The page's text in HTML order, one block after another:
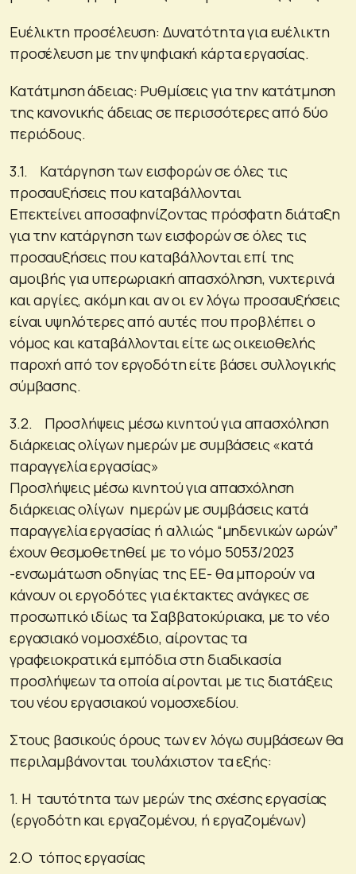
Ευέλικτη προσέλευση: Δυνατότητα για ευέλικτη
προσέλευση με την ψηφιακή κάρτα εργασίας.
Κατάτμηση άδειας: Ρυθμίσεις για την κατάτμηση
της κανονικής άδειας σε περισσότερες από δύο
περιόδους.
3.1. Κατάργηση των εισφορών σε όλες τις
προσαυξήσεις που καταβάλλονται
Επεκτείνει αποσαφηνίζοντας πρόσφατη διάταξη
για την κατάργηση των εισφορών σε όλες τις
προσαυξήσεις που καταβάλλονται επί της
αμοιβής για υπερωριακή απασχόληση, νυχτερινά
και αργίες, ακόμη και αν οι εν λόγω προσαυξήσεις
είναι υψηλότερες από αυτές που προβλέπει ο
νόμος και καταβάλλονται είτε ως οικειοθελής
παροχή από τον εργοδότη είτε βάσει συλλογικής
σύμβασης.
3.2. Προσλήψεις μέσω κινητού για απασχόληση
διάρκειας ολίγων ημερών με συμβάσεις «κατά
παραγγελία εργασίας»
Προσλήψεις μέσω κινητού για απασχόληση
διάρκειας ολίγων ημερών με συμβάσεις κατά
παραγγελία εργασίας ή αλλιώς “μηδενικών ωρών”
έχουν θεσμοθετηθεί με το νόμο 5053/2023
-ενσωμάτωση οδηγίας της ΕΕ- θα μπορούν να
κάνουν οι εργοδότες για έκτακτες ανάγκες σε
προσωπικό ιδίως τα Σαββατοκύριακα, με το νέο
εργασιακό νομοσχέδιο, αίροντας τα
γραφειοκρατικά εμπόδια στη διαδικασία
προσλήψεων τα οποία αίρονται με τις διατάξεις
του νέου εργασιακού νομοσχεδίου.
Στους βασικούς όρους των εν λόγω συμβάσεων θα
περιλαμβάνονται τουλάχιστον τα εξής:
1. Η ταυτότητα των μερών της σχέσης εργασίας
(εργοδότη και εργαζομένου, ή εργαζομένων)
2.Ο τόπος εργασίας